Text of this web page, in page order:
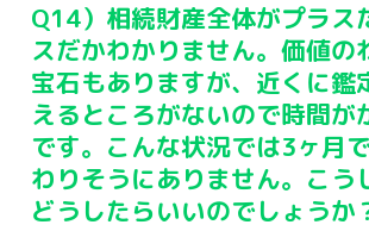
Q14）相続財産全体がプラス
スだかわかりません。価値の
宝石もありますが、近くに鑑
えるところがないので時間が
です。こんな状況では3ヶ月
わりそうにありません。こう
どうしたらいいのでしょうか